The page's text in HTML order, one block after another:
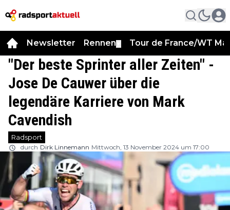
Newsletter Rennen Tour de France/WT
"Der beste Sprinter aller Zeiten" -
Jose De Cauwer über die
legendäre Karriere von Mark
Cavendish
Radsport
durch Dirk Linnemann Mittwoch, 13 November 2024 um 17:00